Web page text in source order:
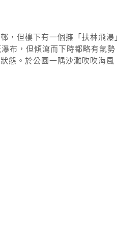
，但樓下有一個擁「扶林飛瀑
布，但傾瀉而下時都略有氣
態。於公園一隅沙灘吹吹海風